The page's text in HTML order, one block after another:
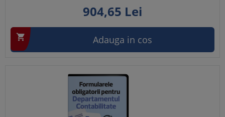
904,65 Lei
 Adauga in cos